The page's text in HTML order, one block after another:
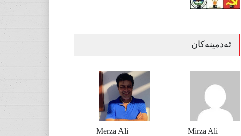
ئەدمینەکان
Mirza Ali
Merza Ali